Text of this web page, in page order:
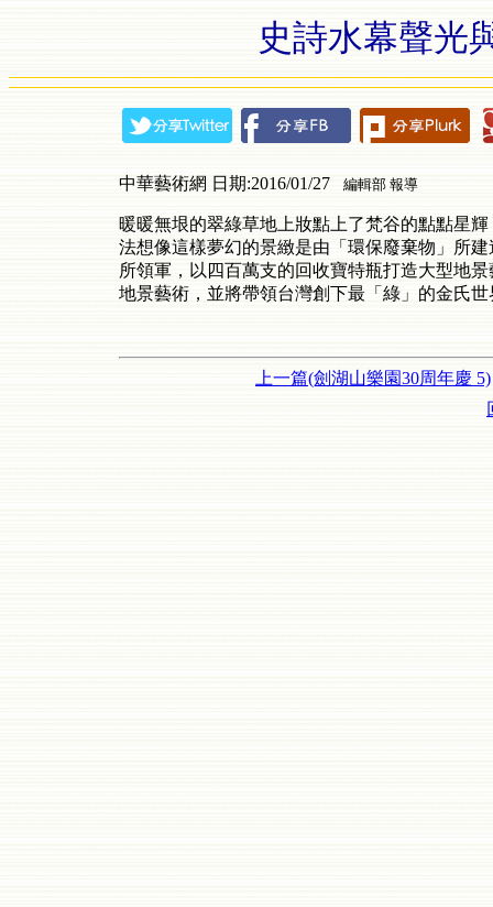
史詩水幕聲光
中華藝術網 日期:2016/01/27 編輯部 報導
暖暖無垠的翠綠草地上妝點上了梵谷的點點星
法想像這樣夢幻的景緻是由「環保廢棄物」所
所領軍，以四百萬支的回收寶特瓶打造大型地
地景藝術，並將帶領台灣創下最「綠」的金氏世
上一篇(劍湖山樂園30周年慶 5)